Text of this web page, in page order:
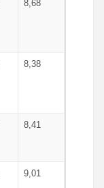
8,68
8,38
8,41
9,01